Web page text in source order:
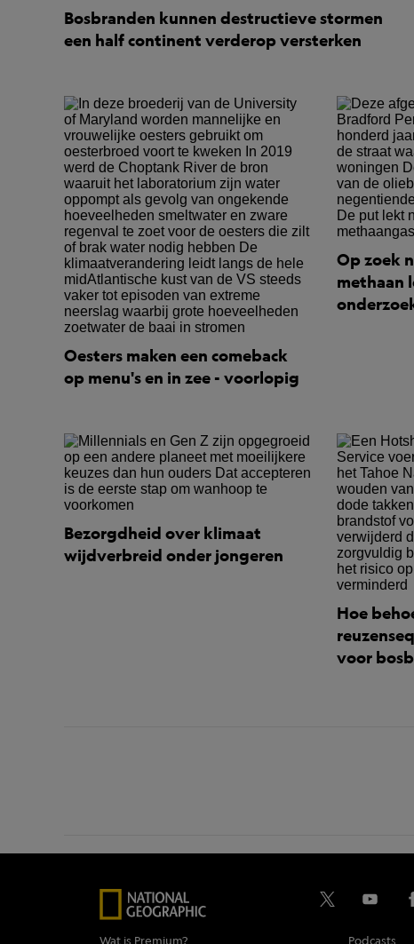
Bosbranden kunnen destructieve stormen
een half continent verderop versterken
Oesters maken een comeback
op menu's en in zee - voorlopig
Op zoek
methaan
Bezorgdheid over klimaat
wijdverbreid onder jongeren
Hoe
voor
Wat is Premium? Podcasts